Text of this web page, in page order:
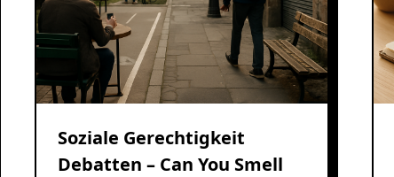
Soziale Gerechtigkeit
Debatten – Can You Smell